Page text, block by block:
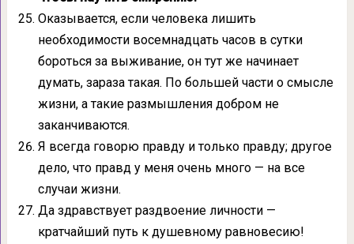
Оказывается, если человека лишить
необходимости восемнадцать часов в сутки
бороться за выживание, он тут же начинает
думать, зараза такая. По большей части о смысле
жизни, а такие размышления добром не
заканчиваются.
Я всегда говорю правду и только правду; другое
дело, что правд у меня очень много — на все
случаи жизни.
Да здравствует раздвоение личности —
кратчайший путь к душевному равновесию!